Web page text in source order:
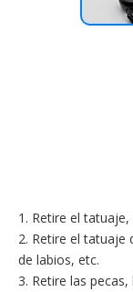
1. Retire el
2. Retire el tatuaje
de labios, etc.
3. Retire las